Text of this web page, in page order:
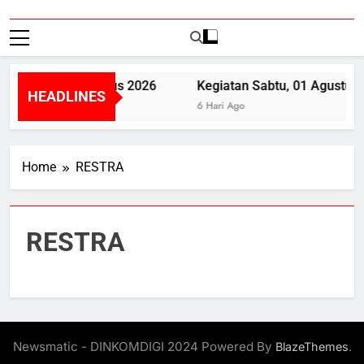
HEADLINES
Senin, 3 Agustus 2026 Kegiatan Sabtu, 01 Agustus
6 Hari Ago
Home RESTRA
RESTRA
Newsmatic - DINKOMDIGI 2024 Powered By BlazeThemes.